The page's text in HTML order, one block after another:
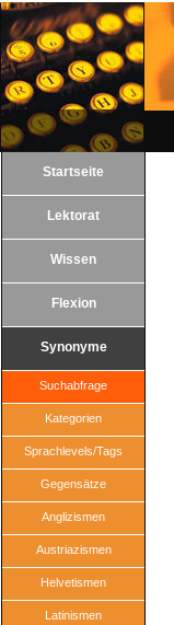
Startseite
Lektorat
Wissen
Flexion
Synonyme
Suchabfrage
Kategorien
Sprachlevels/Tags
Gegensätze
Anglizismen
Austriazismen
Helvetismen
Latinismen